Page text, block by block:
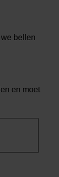
we bellen
en moet